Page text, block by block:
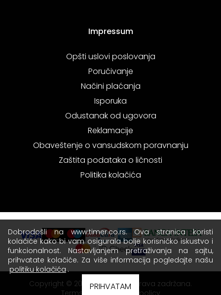
Impressum
Opšti uslovi poslovanja
Poručivanje
Načini plaćanja
Isporuka
Odustanak od ugovora
Reklamacije
Obaveštenje o vansudskom poravnanju
Zaštita podataka o ličnosti
Politika kolačića
Copyright © 2026 Timer - Sva prava zadržana.
Terms of use
Privacy policy
Dobrodošli na www.timer.co.rs. Ova stranica koristi
kolačiće kako bi vam osigurala bolje korisničko iskustvo i
funkcionalnost. Nastavljanjem pretraživanja na sajtu,
prihvatate kolačiće. Za više informacija pogledajte našu
politiku kolačića.
PRIHVATAM